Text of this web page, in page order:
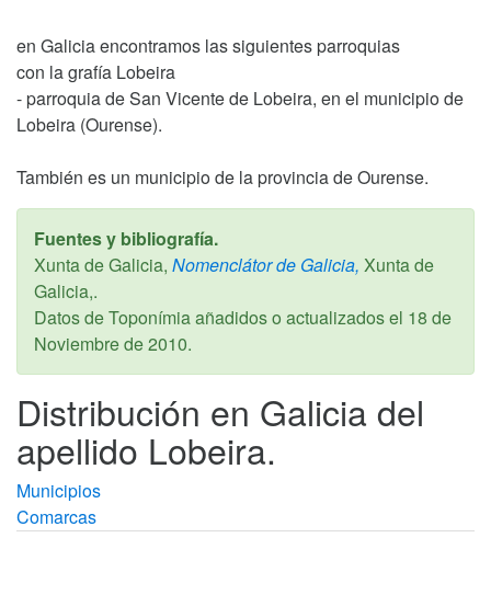
en Galicia encontramos las siguientes parroquias
con la grafía Lobeira
- parroquia de San Vicente de Lobeira, en el municipio de
Lobeira (Ourense).
También es un municipio de la provincia de Ourense.
Fuentes y bibliografía.
Xunta de Galicia, Nomenclátor de Galicia, Xunta de
Galicia,.
Datos de Toponímia añadidos o actualizados el 18 de
Noviembre de 2010.
Distribución en Galicia del
apellido Lobeira.
Municipios
Comarcas